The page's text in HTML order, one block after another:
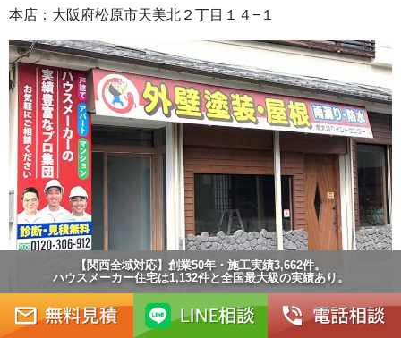
本店：大阪府松原市天美北２丁目１４−１
【関西全域対応】創業50年・施工実績3,662件。
ハウスメーカー住宅は1,132件と全国最大級の実績あり。